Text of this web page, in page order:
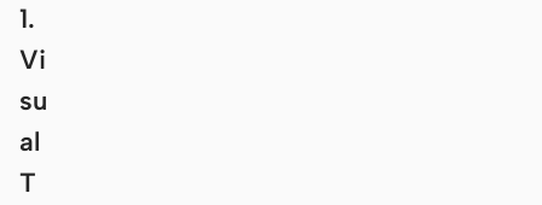
1.
Vi
su
al
T